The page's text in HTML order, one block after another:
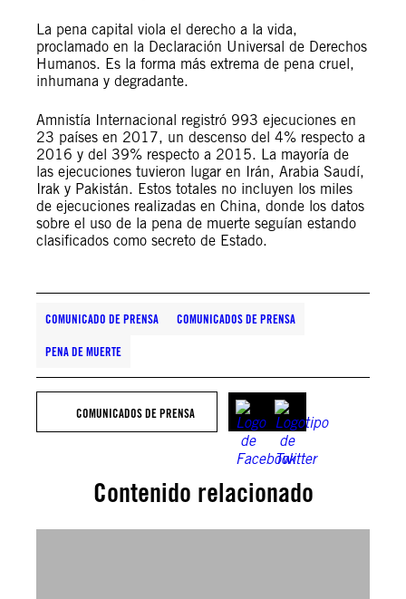
La pena capital viola el derecho a la vida,
proclamado en la Declaración Universal de Derechos
Humanos. Es la forma más extrema de pena cruel,
inhumana y degradante.
Amnistía Internacional registró 993 ejecuciones en
23 países en 2017, un descenso del 4% respecto a
2016 y del 39% respecto a 2015. La mayoría de
las ejecuciones tuvieron lugar en Irán, Arabia Saudí,
Irak y Pakistán. Estos totales no incluyen los miles
de ejecuciones realizadas en China, donde los datos
sobre el uso de la pena de muerte seguían estando
clasificados como secreto de Estado.
COMUNICADO DE PRENSA COMUNICADOS DE PRENSA
PENA DE MUERTE
COMUNICADOS DE PRENSA
Contenido relacionado